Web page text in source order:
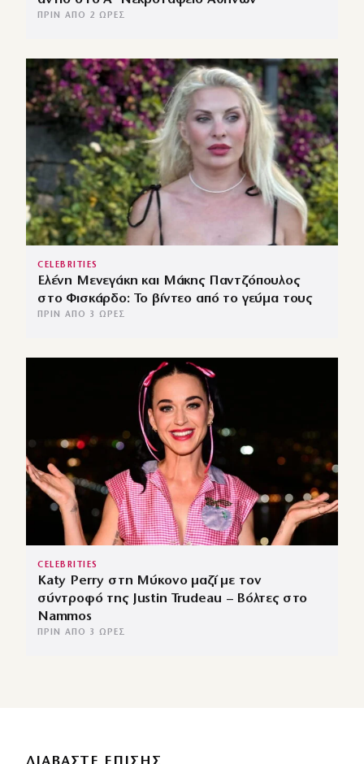
ΠΡΙΝ ΑΠΌ 2 ΏΡΕΣ
CELEBRITIES
Ελένη Μενεγάκη και Μάκης Παντζόπουλος
στο Φισκάρδο: Το βίντεο από το γεύμα τους
ΠΡΙΝ ΑΠΌ 3 ΏΡΕΣ
CELEBRITIES
Katy Perry στη Μύκονο μαζί με τον
σύντροφό της Justin Trudeau – Βόλτες στο
Nammos
ΠΡΙΝ ΑΠΌ 3 ΏΡΕΣ